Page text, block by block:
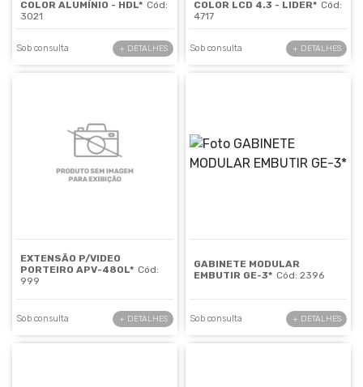
COLOR ALUMÍNIO - HDL* Cód:
3021
Sob consulta + DETALHES
COLOR LCD 4.3 - LIDER* Cód:
4717
Sob consulta + DETALHES
EXTENSÃO P/VIDEO
PORTEIRO APV-480L* Cód:
999
Sob consulta + DETALHES
GABINETE MODULAR
EMBUTIR GE-3* Cód: 2396
Sob consulta + DETALHES